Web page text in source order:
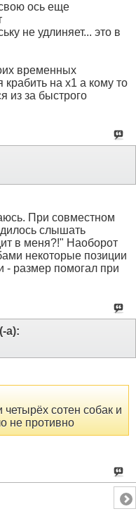
ось еще
не удлиняет... это в
временных
на х1 а кому то
из за быстрого
При совместном
слышать
в меня?!" Наоборот
некоторые позиции
- размер помогал при
а):
сотен собак и
не противно